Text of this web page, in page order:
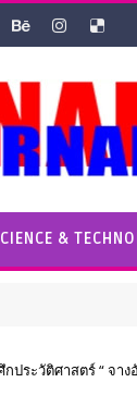
&
ระวัติศาสตร์ “ จา